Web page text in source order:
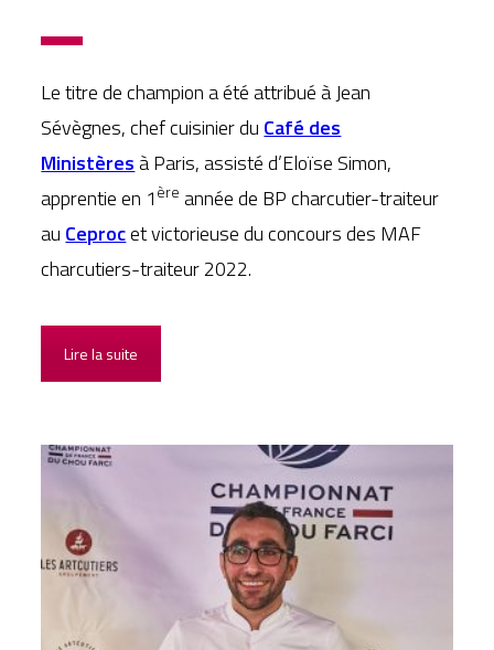
Le titre de champion a été attribué à Jean
Sévègnes, chef cuisinier du Café des
Ministèresà Paris, assisté d’Eloïse Simon,
apprentie en 1 ère année de BP charcutier-traiteur
au Ceprocet victorieuse du concours des MAF
charcutiers-traiteur 2022.
Lire la suite